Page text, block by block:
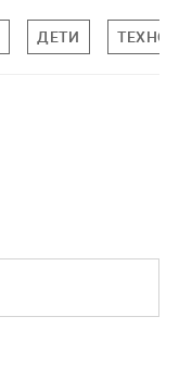
ДЕТИ